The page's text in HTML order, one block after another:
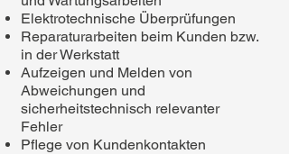
Elektrotechnische Überprüfungen
Reparaturarbeiten beim Kunden bzw.
in der Werkstatt
Aufzeigen und Melden von
Abweichungen und
sicherheitstechnisch relevanter
Fehler
​Pflege von Kundenkontakten